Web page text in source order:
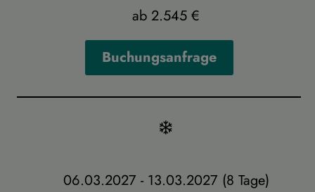
ab 2.545 €
Buchungsanfrage
06.03.2027 - 13.03.2027 (8 Tage)